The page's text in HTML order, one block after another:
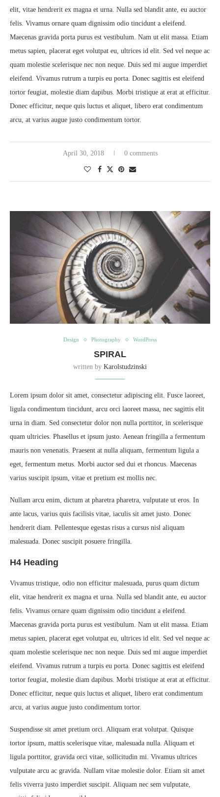
elit, vitae hendrerit ex magna et urna. Nulla sed blandit ante, eu auctor
felis. Vivamus ornare quam dignissim odio tincidunt a eleifend.
Maecenas gravida porta purus est vestibulum. Nam ut elit massa. Etiam
metus sapien, placerat eget volutpat eu, ultrices id elit. Sed vel neque ac
quam molestie scelerisque nec non neque. Duis sed mi augue imperdiet
eleifend. Vivamus rutrum a turpis eu porta. Donec sagittis est eleifend
tortor feugiat, molestie diam dapibus. Morbi tristique at erat at efficitur.
Donec efficitur, neque quis luctus et aliquet, libero erat condimentum
arcu, at varius augue justo condimentum tortor.
April 30, 2018 0 comments
Design Photography WordPress
SPIRAL
written by Karolstudzinski
Lorem ipsum dolor sit amet, consectetur adipiscing elit. Fusce laoreet,
ligula condimentum tincidunt, arcu orci laoreet massa, nec sagittis elit
urna in diam. Sed consectetur dolor non nulla porttitor, in scelerisque
quam ultricies. Phasellus et ipsum justo. Aenean fringilla a fermentum
mauris non venenatis. Praesent at nulla aliquam, fermentum ligula a
eget, fermentum metus. Morbi auctor sed dui et rhoncus. Maecenas
varius suscipit ipsum, vitae et pretium est mollis nec.
Nullam arcu enim, dictum at pharetra pharetra, vulputate ut eros. In
ante lacus, varius quis facilisis vitae, iaculis sit amet justo. Donec
hendrerit diam. Pellentesque egestas risus a cursus nisl aliquam
malesuada. Donec suscipit posuere fringilla.
H4 Heading
Vivamus tristique, odio non efficitur malesuada, purus quam dictum
elit, vitae hendrerit ex magna et urna. Nulla sed blandit ante, eu auctor
felis. Vivamus ornare quam dignissim odio tincidunt a eleifend.
Maecenas gravida porta purus est vestibulum. Nam ut elit massa. Etiam
metus sapien, placerat eget volutpat eu, ultrices id elit. Sed vel neque ac
quam molestie scelerisque nec non neque. Duis sed mi augue imperdiet
eleifend. Vivamus rutrum a turpis eu porta. Donec sagittis est eleifend
tortor feugiat, molestie diam dapibus. Morbi tristique at erat at efficitur.
Donec efficitur, neque quis luctus et aliquet, libero erat condimentum
arcu, at varius augue justo condimentum tortor.
Suspendisse sit amet pretium orci. Aliquam erat volutpat. Quisque
tortor ipsum, mattis scelerisque vitae, malesuada nulla. Aliquam et
ligula porttitor, gravida orci vitae, sollicitudin mi. Vivamus ultrices
vulputate arcu ac gravida. Nullam vitae molestie dolor. Etiam sit amet
felis viverra justo imperdiet suscipit. Aliquam nec sem vulputate,